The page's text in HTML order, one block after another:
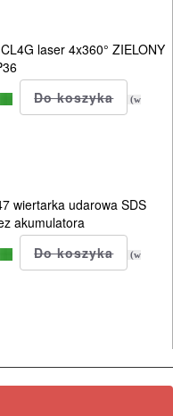
laser 4x360° ZIELONY
(w
wiertarka udarowa SDS
akumulatora
(w